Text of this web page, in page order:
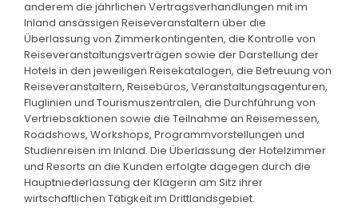
anderem die jährlichen Vertragsverhandlungen mit im
Inland ansässigen Reiseveranstaltern über die
Überlassung von Zimmerkontingenten, die Kontrolle von
Reiseveranstaltungsverträgen sowie der Darstellung der
Hotels in den jeweiligen Reisekatalogen, die Betreuung von
Reiseveranstaltern, Reisebüros, Veranstaltungsagenturen,
Fluglinien und Tourismuszentralen, die Durchführung von
Vertriebsaktionen sowie die Teilnahme an Reisemessen,
Roadshows, Workshops, Programmvorstellungen und
Studienreisen im Inland. Die Überlassung der Hotelzimmer
und Resorts an die Kunden erfolgte dagegen durch die
Hauptniederlassung der Klägerin am Sitz ihrer
wirtschaftlichen Tätigkeit im Drittlandsgebiet.